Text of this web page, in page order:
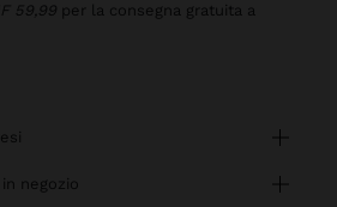
59,99 per la consegna gratuita a
negozio